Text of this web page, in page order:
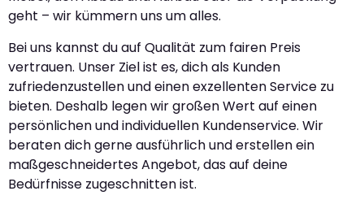
geht – wir kümmern uns um alles.
Bei uns kannst du auf Qualität zum fairen Preis
vertrauen. Unser Ziel ist es, dich als Kunden
zufriedenzustellen und einen exzellenten Service zu
bieten. Deshalb legen wir großen Wert auf einen
persönlichen und individuellen Kundenservice. Wir
beraten dich gerne ausführlich und erstellen ein
maßgeschneidertes Angebot, das auf deine
Bedürfnisse zugeschnitten ist.